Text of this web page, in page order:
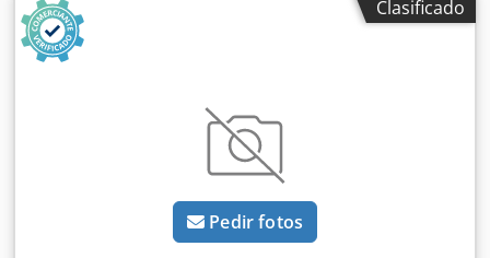
Potencia total necesaria: manual Peso de la máquina
aprox.: 330 kg Dimensiones aproximadas: 1600 x 900 x
1450 mm Máquina de exposición del año 2023 Solo
Codpfx Absxaa T Ueusrf Equipamiento: - robusta
plegadora manual de carro giratorio - utillaje superior,
inferior y trasero segmentados * Altura de la herramienta
superior = 100 mm * Segmentado:
100/100/100/100/100/100/100/70/60/50/40/30/100 * A la
izquierda y derecha con útil de cuerno - Herramienta
superior con sistema de cambio rápido - Sujeción rápida
Clasificado
Pedir fotos